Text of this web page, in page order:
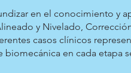
en el conocimiento y
y Nivelado,
casos clínicos
en cada etapa